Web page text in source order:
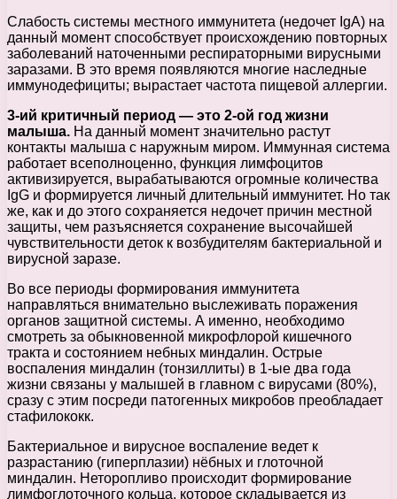
Слабость системы местного иммунитета (недочет IgA) на
данный момент способствует происхождению повторных
заболеваний наточенными респираторными вирусными
заразами. В это время появляются многие наследные
иммунодефициты; вырастает частота пищевой аллергии.
3-ий критичный период — это 2-ой год жизни
малыша. На данный момент значительно растут
контакты малыша с наружным миром. Иммунная система
работает всеполноценно, функция лимфоцитов
активизируется, вырабатываются огромные количества
IgG и формируется личный длительный иммунитет. Но так
же, как и до этого сохраняется недочет причин местной
защиты, чем разъясняется сохранение высочайшей
чувствительности деток к возбудителям бактериальной и
вирусной заразе.
Во все периоды формирования иммунитета
направляться внимательно выслеживать поражения
органов защитной системы. А именно, необходимо
смотреть за обыкновенной микрофлорой кишечного
тракта и состоянием небных миндалин. Острые
воспаления миндалин (тонзиллиты) в 1-ые два года
жизни связаны у малышей в главном с вирусами (80%),
сразу с этим посреди патогенных микробов преобладает
стафилококк.
Бактериальное и вирусное воспаление ведет к
разрастанию (гиперплазии) нёбных и глоточной
миндалин. Неторопливо происходит формирование
лимфоглоточного кольца, которое складывается из